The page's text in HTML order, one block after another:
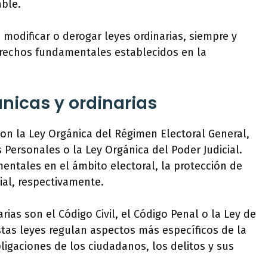
o derogar leyes ordinarias, siempre y
fundamentales establecidos en la
y ordinarias
la Ley Orgánica del Régimen Electoral General,
o la Ley Orgánica del Poder Judicial.
en el ámbito electoral, la protección de
respectivamente.
son el Código Civil, el Código Penal o la Ley de
leyes regulan aspectos más específicos de la
de los ciudadanos, los delitos y sus